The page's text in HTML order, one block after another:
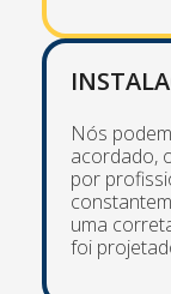
Nós
acordado,
por
uma
foi